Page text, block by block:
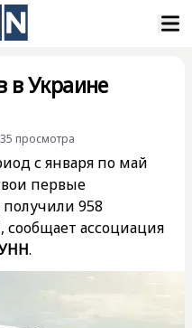
в Украине
просмотра
с января по май
первые
958
сообщает ассоциация
.